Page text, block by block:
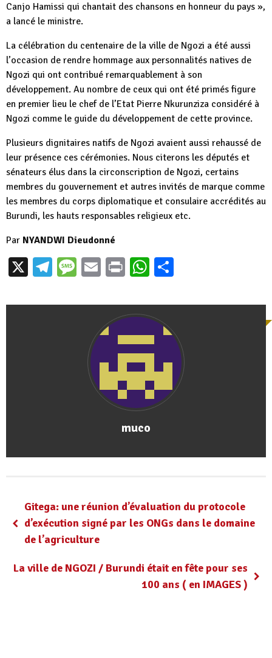
Canjo Hamissi qui chantait des chansons en honneur du pays »,
a lancé le ministre.
La célébration du centenaire de la ville de Ngozi a été aussi
l’occasion de rendre hommage aux personnalités natives de
Ngozi qui ont contribué remarquablement à son
développement. Au nombre de ceux qui ont été primés figure
en premier lieu le chef de l’Etat Pierre Nkurunziza considéré à
Ngozi comme le guide du développement de cette province.
Plusieurs dignitaires natifs de Ngozi avaient aussi rehaussé de
leur présence ces cérémonies. Nous citerons les députés et
sénateurs élus dans la circonscription de Ngozi, certains
membres du gouvernement et autres invités de marque comme
les membres du corps diplomatique et consulaire accrédités au
Burundi, les hauts responsables religieux etc.
Par NYANDWI Dieudonné
X Telegram
Message
EmailPrintWhatsApp
muco
Gitega: une réunion d’évaluation du protocole
d’exécution signé par les ONGs dans le domaine
de l’agriculture
La ville de NGOZI / Burundi était en fête pour ses
100 ans ( en IMAGES )